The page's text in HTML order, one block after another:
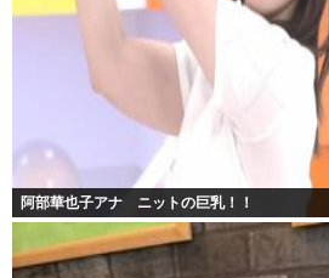
阿部華也子アナ ニットの巨乳！！